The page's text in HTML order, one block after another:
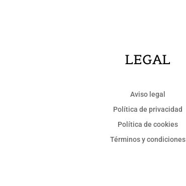
LEGAL
Aviso legal
Política de privacidad
Política de cookies
Términos y condiciones